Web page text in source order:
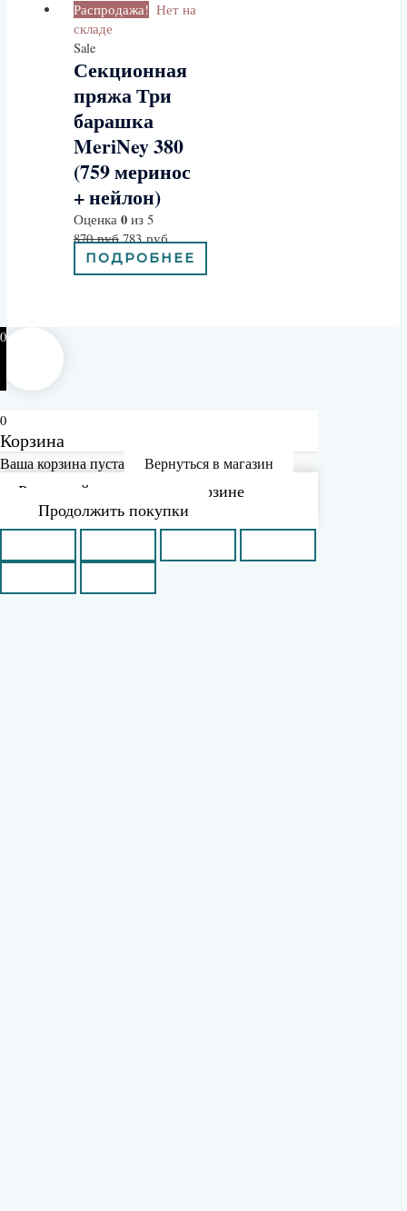
Распродажа! Нет на
складе
Sale
Секционная
пряжа Три
барашка
MeriNey 380
(759 меринос
+ нейлон)
Оценка 0из 5
870руб 783руб
ПОДРОБНЕЕ
0
0
Корзина
Ваша корзина пуста Вернуться в магазин
Рассчитайте доставку в корзине
Продолжить покупки